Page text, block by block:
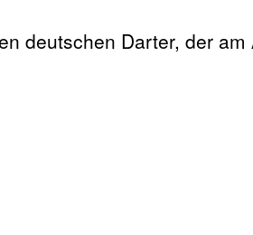
deutschen Darter, der